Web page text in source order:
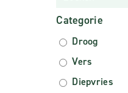
Categorie
Droog
Vers
Diepvries